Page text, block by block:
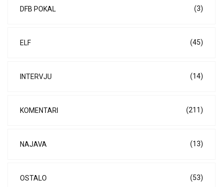
DFB POKAL (3)
ELF (45)
INTERVJU (14)
KOMENTARI (211)
NAJAVA (13)
OSTALO (53)